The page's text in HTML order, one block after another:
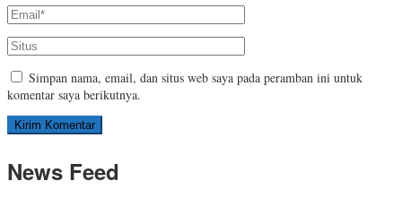
Simpan nama, email, dan situs web saya pada peramban ini untuk
komentar saya berikutnya.
News Feed